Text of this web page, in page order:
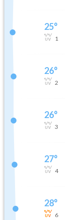
25°
1
26°
2
26°
3
27°
4
28°
6